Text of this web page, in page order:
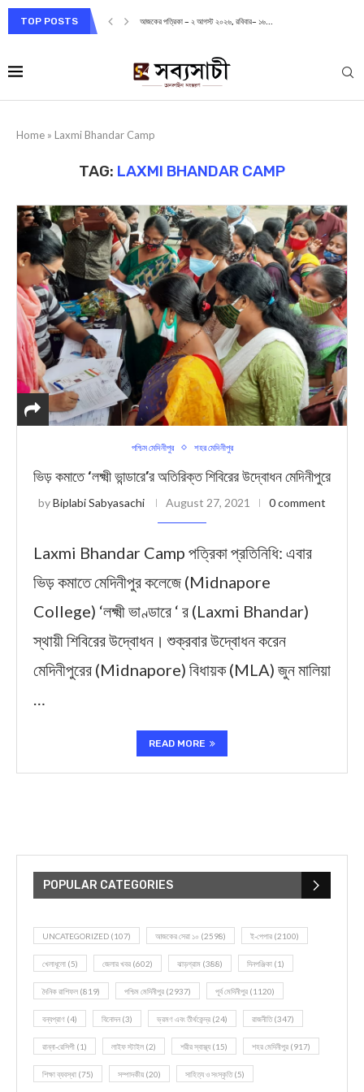
TOP POSTS আজকের পত্রিকা – ২ আগস্ট ২০২৬, রবিবার– ১৬...
Home » Laxmi Bhandar Camp
TAG: LAXMI BHANDAR CAMP
পশ্চিম মেদিনীপুর শহর মেদিনীপুর
ভিড় কমাতে ‘লক্ষ্মী ভান্ডারে’র অতিরিক্ত শিবিরের উদ্বোধন মেদিনীপুরে
byBiplabi Sabyasachi August 27, 2021 0 comment
Laxmi Bhandar Camp পত্রিকা প্রতিনিধি: এবার
ভিড় কমাতে মেদিনীপুর কলেজে (Midnapore
College) ‘লক্ষ্মী ভাণ্ডারে ‘ র (Laxmi Bhandar)
স্থায়ী শিবিরের উদ্বোধন। শুক্রবার উদ্বোধন করেন
মেদিনীপুরের (Midnapore) বিধায়ক (MLA) জুন মালিয়া
…
READ MORE
POPULAR CATEGORIES
UNCATEGORIZED (107) আজকের সেরা ১০ (2598) ই-পেপার (2100)
খেলাধূলো (5) জেলার খবর (602) ঝাড়গ্রাম (388) দিনপঞ্জিকা (1)
দৈনিক রাশিফল (819) পশ্চিম মেদিনীপুর (2937) পূর্ব মেদিনীপুর (1120)
বন্যপ্রাণ (4) বিনোদন(3) ভ্রমণ এবং তীর্থকেন্দ্র (24) রাজনীতি(347)
রান্না-রেসিপী (1) লাইফ স্টাইল (2) শরীর স্বাস্থ্য (15) শহর মেদিনীপুর (917)
শিক্ষা ব্যবস্থা (75) সম্পাদকীয় (20) সাহিত্য ও সংস্কৃতি(5)